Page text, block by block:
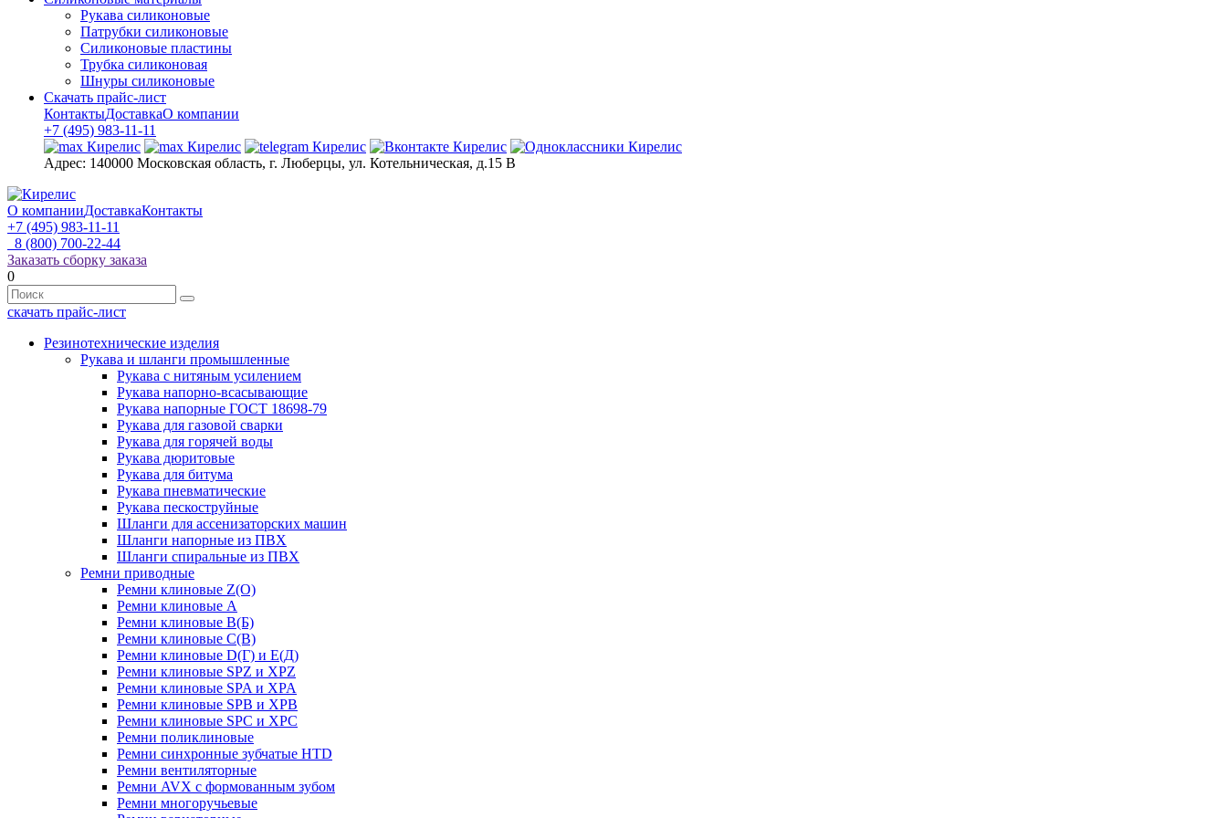
Рукава силиконовые
Патрубки силиконовые
Силиконовые пластины
Трубка силиконовая
Шнуры силиконовые
Скачать прайс-лист
КонтактыДоставкаО компании
+7 (495) 983-11-11
Адрес: 140000 Московская область, г. Люберцы, ул. Котельническая, д.15 В
О компанииДоставкаКонтакты
+7 (495) 983-11-11
8 (800) 700-22-44
Заказать сборку заказа
0
скачать прайс-лист
Резинотехнические изделия
Рукава и шланги промышленные
Рукава с нитяным усилением
Рукава напорно-всасывающие
Рукава напорные ГОСТ 18698-79
Рукава для газовой сварки
Рукава для горячей воды
Рукава дюритовые
Рукава для битума
Рукава пневматические
Рукава пескоструйные
Шланги для ассенизаторских машин
Шланги напорные из ПВХ
Шланги спиральные из ПВХ
Ремни приводные
Ремни клиновые Z(О)
Ремни клиновые А
Ремни клиновые В(Б)
Ремни клиновые С(В)
Ремни клиновые D(Г) и Е(Д)
Ремни клиновые SPZ и XPZ
Ремни клиновые SPA и XPA
Ремни клиновые SPB и XPB
Ремни клиновые SPC и XPC
Ремни поликлиновые
Ремни синхронные зубчатые HTD
Ремни вентиляторные
Ремни AVX с формованным зубом
Ремни многоручьевые